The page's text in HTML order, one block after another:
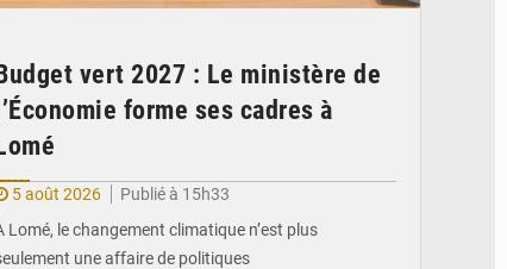
Budget vert 2027 : Le ministère de
l’Économie forme ses cadres à
Lomé
5 août 2026
Publié à 15h33
Lomé, le changement climatique n’est plus
une affaire de politiques